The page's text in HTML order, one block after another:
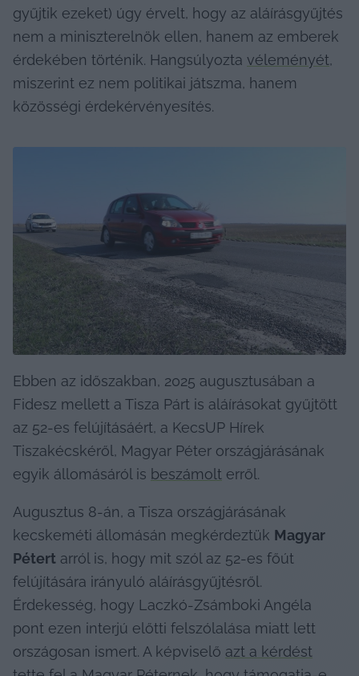
gyűjtik ezeket) úgy érvelt, hogy az aláírásgyűjtés
nem a miniszterelnök ellen, hanem az emberek
érdekében történik. Hangsúlyozta véleményét,
miszerint ez nem politikai játszma, hanem
közösségi érdekérvényesítés.
Ebben az időszakban, 2025 augusztusában a
Fidesz mellett a Tisza Párt is aláírásokat gyűjtött
az 52-es felújításáért, a KecsUP Hírek
Tiszakécskéről, Magyar Péter országjárásának
egyik állomásáról is beszámolt erről.
Augusztus 8-án, a Tisza országjárásának
kecskeméti állomásán megkérdeztük Magyar
Pétert arról is, hogy mit szól az 52-es főút
felújítására irányuló aláírásgyűjtésről.
Érdekesség, hogy Laczkó-Zsámboki Angéla
pont ezen interjú előtti felszólalása miatt lett
országosan ismert. A képviselő azt a kérdést